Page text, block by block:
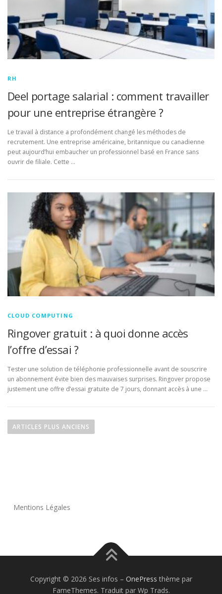
RH
Deel portage salarial : comment travailler
pour une entreprise étrangère ?
Le travail à distance a profondément changé les méthodes de
recrutement. Une entreprise américaine, britannique ou canadienne
peut aujourd’hui embaucher un professionnel basé en France sans
ouvrir de filiale. Cette …
CLOUD COMPUTING
Ringover gratuit : à quoi donne accès
l’offre d’essai ?
Tester une solution de téléphonie professionnelle avant de souscrire
un abonnement évite bien des mauvaises surprises. Ringover propose
justement une offre d’essai gratuite de 7 jours, donnant accès à une …
a
e
ARTICLES PLUS ANCIENS
Mentions Légales
Copyright © 2026 Ses infos – OnePress thème par
FameThemes. Traduit par Wp Trads.